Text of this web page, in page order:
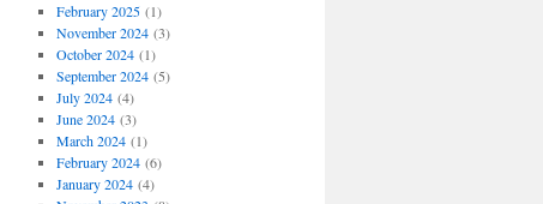
February 2025(1)
November 2024(3)
October 2024(1)
September 2024(5)
July 2024(4)
June 2024(3)
March 2024(1)
February 2024(6)
January 2024(4)